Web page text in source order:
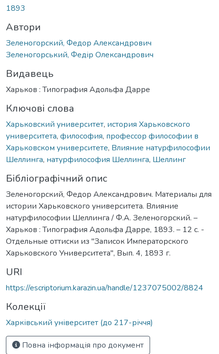
1893
Автори
Зеленогорский, Федор Александрович
Зеленогорський, Федір Олександрович
Видавець
Харьков : Типография Адольфа Дарре
Ключові слова
Харьковский университет, история Харьковского
университета, философия, профессор философии в
Харьковском университете, Влияние натурфилософии
Шеллинга, натурфилософия Шеллинга, Шеллинг
Бібліографічний опис
Зеленогорский, Федор Александрович. Материалы для
истории Харьковского университета. Влияние
натурфилософии Шеллинга / Ф.А. Зеленогорский. –
Харьков : Типография Адольфа Дарре, 1893. – 12 с. -
Отдельные оттиски из "Записок Императорского
Харьковского Университета", Вып. 4, 1893 г.
URI
https://escriptorium.karazin.ua/handle/1237075002/8824
Колекції
Харківський університет (до 217-річчя)
Повна інформація про документ